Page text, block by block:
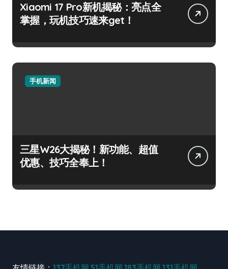
Xiaomi 17 Pro新机揭秘：亮点全
掌握，玩机技巧速来get！
手机新闻
三星W26大揭秘！新功能、超值
优惠、技巧全奉上！